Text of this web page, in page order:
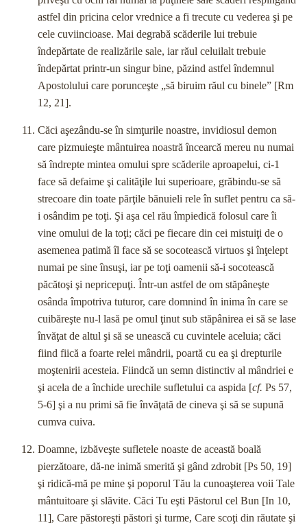
astfel din pricina celor vrednice a fi trecute cu vederea şi pe
cele cuviincioase. Mai degrabă scăderile lui trebuie
îndepărtate de realizările sale, iar răul celuilalt trebuie
îndepărtat printr-un singur bine, păzind astfel îndemnul
Apos­tolului care porunceşte „să biruim răul cu binele” [Rm
12, 21].
Căci aşezându-se în simţurile noastre, invidiosul de­mon
care pizmuieşte mântuirea noastră încearcă mereu nu numai
să îndrepte mintea omului spre scăderile aproapelui, ci-1
face să defaime şi calităţile lui superioare, grăbindu-se să
strecoare din toate părţile bănuieli rele în suflet pentru ca să-
i osândim pe toţi. Şi aşa cel rău împiedică folosul care îi
vine omului de la toţi; căci pe fiecare din cei mistuiţi de o
aseme­nea patimă îl face să se socotească virtuos şi înţelept
numai pe sine însuşi, iar pe toţi oamenii să-i socotească
păcătoşi şi nepricepuţi. Într-un astfel de om stăpâneşte
osânda împotriva tuturor, care domnind în inima în care se
cuibăreşte nu-l lasă pe omul ţinut sub stăpânirea ei să se lase
învăţat de altul şi să se unească cu cuvintele aceluia; căci
fiind fiică a foarte relei mândrii, poartă cu ea şi drepturile
moştenirii acesteia. Fiindcă un semn distinctiv al mândriei e
şi acela de a închide urechile sufletului ca aspida [cf. Ps 57,
5-6] şi a nu primi să fie învă­ţată de cineva şi să se supună
cumva cuiva.
Doamne, izbăveşte sufletele noaste de această boală
pierzătoare, dă-ne inimă smerită şi gând zdrobit [Ps 50, 19]
şi ridică-mă pe mine şi poporul Tău la cunoaşterea voii Tale
mân­tuitoare şi slăvite. Căci Tu eşti Păstorul cel Bun [In 10,
11], Care păstoreşti păstori şi turme, Care scoţi din răutate şi